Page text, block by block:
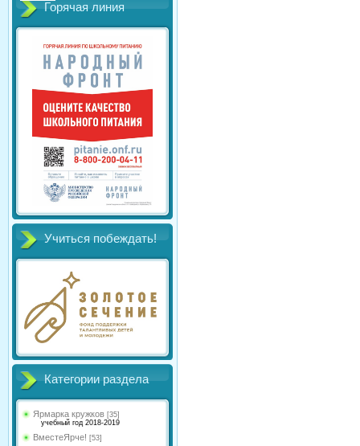
Горячая линия
Учиться побеждать!
Категории раздела
Ярмарка кружков [35]
учебный год 2018-2019
ВместеЯрче! [53]